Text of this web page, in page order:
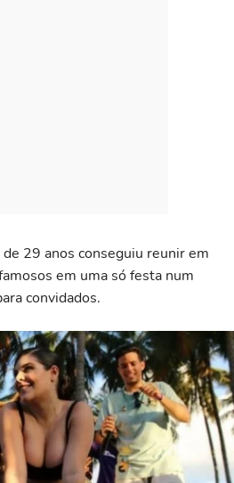
29 anos conseguiu reunir em
em uma só festa num
convidados.